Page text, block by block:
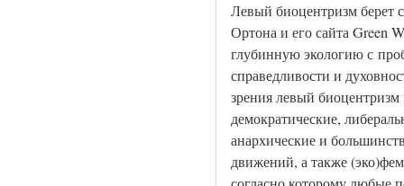
Левый биоцентризм берет
Ортона и его сайта Green
глубинную экологию с
справедливости и
зрения левый биоцентризм
демократические,
анархические и
движений, а также